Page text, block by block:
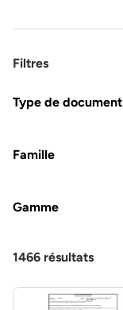
Filtres
Type de document
Famille
Gamme
1466 résultats